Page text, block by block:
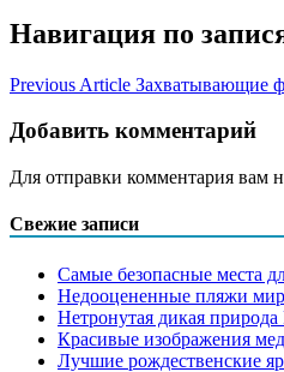
Навигация по
Previous Article Захватывающие
Добавить комментарий
Для отправки комментария вам
Свежие записи
Самые безопасные места
Недооцененные пляжи
Нетронутая дикая природа
Красивые изображения
Лучшие рождественские